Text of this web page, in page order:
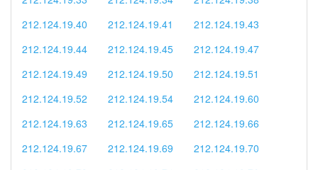
212.124.19.40
212.124.19.41
212.124.19.43
212.124.19.44
212.124.19.45
212.124.19.47
212.124.19.49
212.124.19.50
212.124.19.51
212.124.19.52
212.124.19.54
212.124.19.60
212.124.19.63
212.124.19.65
212.124.19.66
212.124.19.67
212.124.19.69
212.124.19.70